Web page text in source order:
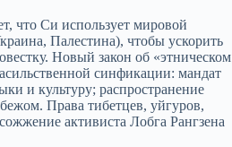
что Си использует мировой
Палестина), чтобы ускорить
Новый закон об «этническом
синфикации: мандат
и культуру; распространение
Права тибетцев, уйгуров,
активиста Лобга Рангзена